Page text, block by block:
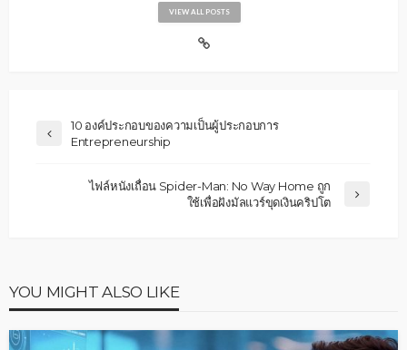
VIEW ALL POSTS
10 องค์ประกอบของความเป็นผู้ประกอบการ
Entrepreneurship
ไฟล์หนังเถื่อน Spider-Man: No Way Home ถูก
ใช้เพื่อฝังมัลแวร์ขุดเงินคริปโต
YOU MIGHT ALSO LIKE